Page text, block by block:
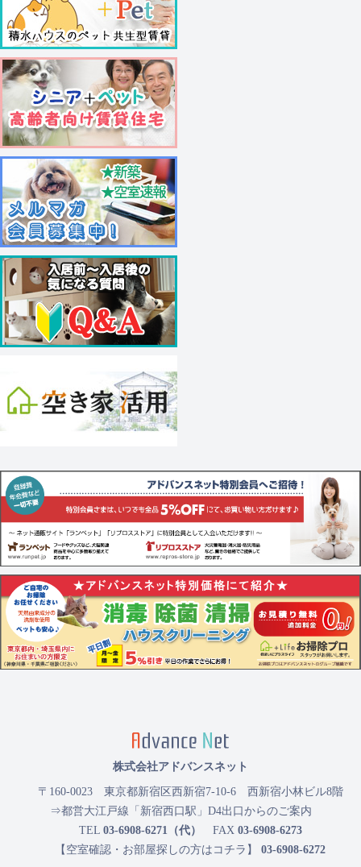
株式会社アドバンスネット
〒160-0023 東京都新宿区西新宿7-10-6 西新宿小林ビル8階
⇒都営大江戸線「新宿西口駅」D4出口からのご案内
TEL 03-6908-6271（代） FAX 03-6908-6273
【空室確認・お部屋探しの方はコチラ】 03-6908-6272